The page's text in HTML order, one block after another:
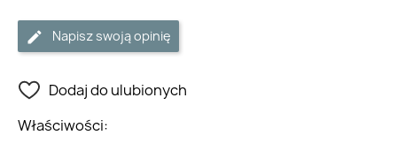
Napisz swoją opinię
Dodaj do ulubionych
Właściwości: